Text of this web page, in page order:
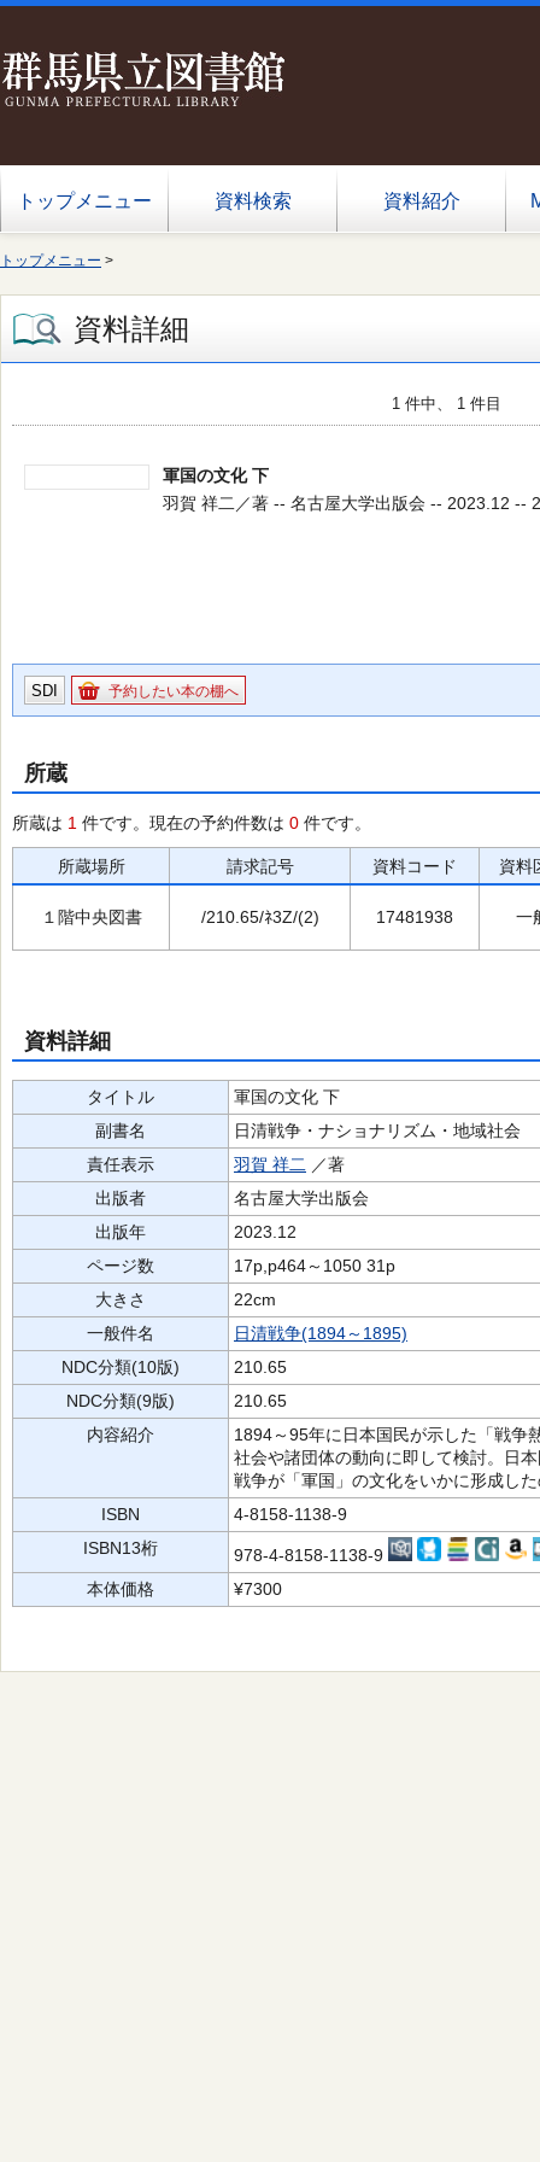
トップメニュー 資料検索 資料紹介
トップメニュー >
資料詳細
1 件中、 1 件目
軍国の文化 下
羽賀 祥二／著 -- 名古屋大学出版会 -- 2023.12 --
SDI 予約したい本の棚へ
所蔵
所蔵は 1 件です。現在の予約件数は 0 件です。
所蔵場所 請求記号 資料コード 資料
１階中央図書 /210.65/ﾈ3Z/(2) 17481938 一
資料詳細
タイトル
軍国の文化 下
副書名
日清戦争・ナショナリズム・地域社会
責任表示
羽賀 祥二 ／著
出版者
名古屋大学出版会
出版年
2023.12
ページ数
17p,p464～1050 31p
大きさ
22cm
一般件名
日清戦争(1894～1895)
NDC分類(10版)
210.65
NDC分類(9版)
210.65
内容紹介
1894～95年に日本国民が示した「戦争
社会や諸団体の動向に即して検討。日
戦争が「軍国」の文化をいかに形成し
ISBN
4-8158-1138-9
ISBN13桁
978-4-8158-1138-9
本体価格
¥7300